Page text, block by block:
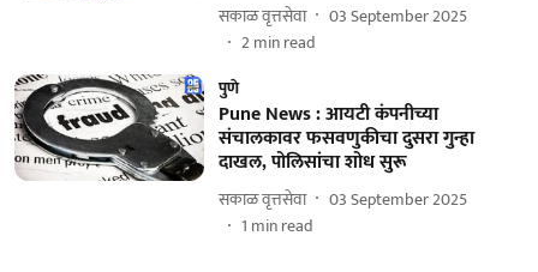
सकाळ वृत्तसेवा
03 September 2025
2min read
पुणे
Pune News : आयटी कंपनीच्या
संचालकावर फसवणुकीचा दुसरा गुन्हा
दाखल, पोलिसांचा शोध सुरू
सकाळ वृत्तसेवा
03 September 2025
1 min read